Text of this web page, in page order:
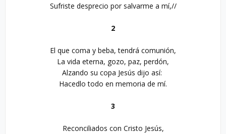
Sufriste desprecio por salvarme a mí,//
2
El que coma y beba, tendrá comunión,
La vida eterna, gozo, paz, perdón,
Alzando su copa Jesús dijo así:
Hacedlo todo en memoria de mí.
3
Reconciliados con Cristo Jesús,